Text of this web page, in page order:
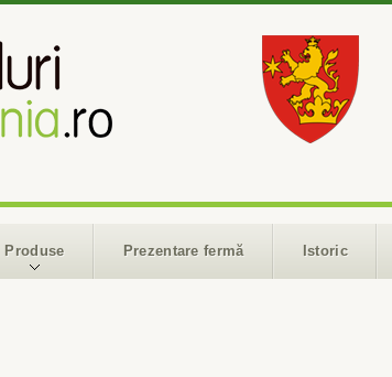
Produse Prezentare fermă Istoric